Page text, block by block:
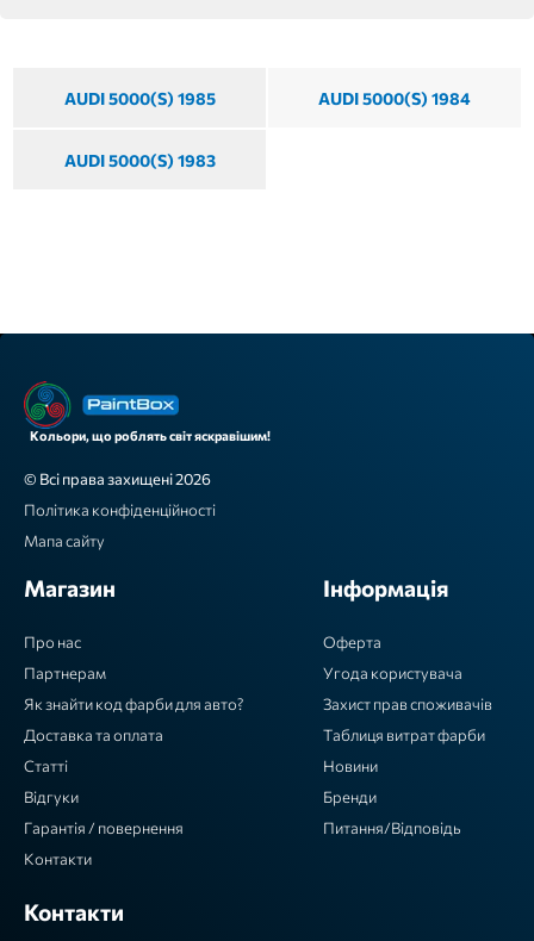
AUDI 5000(S) 1985 AUDI 5000(S) 1984
AUDI 5000(S) 1983
Кольори, що роблять світ яскравішим!
© Всі права захищені 2026
Політика конфіденційності
Мапа сайту
Магазин
Про нас
Партнерам
Як знайти код фарби для авто?
Доставка та оплата
Статті
Відгуки
Гарантія / повернення
Контакти
Інформація
Оферта
Угода користувача
Захист прав споживачів
Таблиця витрат фарби
Новини
Бренди
Питання/Відповідь
Контакти